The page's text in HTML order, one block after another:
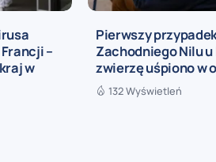
–
w
Pierwszy
Zachodniego Nilu u
zwierzę uśpiono w
132 Wyświetleń